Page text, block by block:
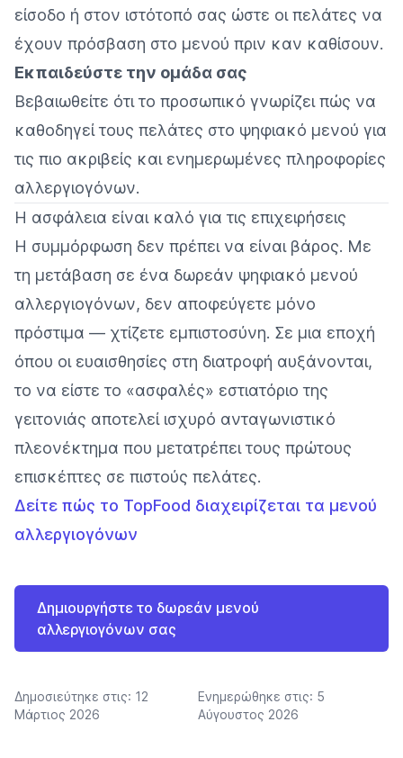
είσοδο ή στον ιστότοπό σας ώστε οι πελάτες να
έχουν πρόσβαση στο μενού πριν καν καθίσουν.
Εκπαιδεύστε την ομάδα σας
Βεβαιωθείτε ότι το προσωπικό γνωρίζει πώς να
καθοδηγεί τους πελάτες στο ψηφιακό μενού για
τις πιο ακριβείς και ενημερωμένες πληροφορίες
αλλεργιογόνων.
Η ασφάλεια είναι καλό για τις επιχειρήσεις
Η συμμόρφωση δεν πρέπει να είναι βάρος. Με
τη μετάβαση σε ένα δωρεάν ψηφιακό μενού
αλλεργιογόνων, δεν αποφεύγετε μόνο
πρόστιμα — χτίζετε εμπιστοσύνη. Σε μια εποχή
όπου οι ευαισθησίες στη διατροφή αυξάνονται,
το να είστε το «ασφαλές» εστιατόριο της
γειτονιάς αποτελεί ισχυρό ανταγωνιστικό
πλεονέκτημα που μετατρέπει τους πρώτους
επισκέπτες σε πιστούς πελάτες.
Δείτε πώς το TopFood διαχειρίζεται τα μενού
αλλεργιογόνων
Δημιουργήστε το δωρεάν μενού
αλλεργιογόνων σας
Δημοσιεύτηκε στις: 12
Μάρτιος 2026
Ενημερώθηκε στις: 5
Αύγουστος 2026